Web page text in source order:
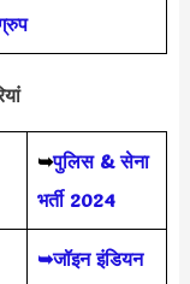
➥पुलिस & सेना
भर्ती 2024
➥जॉइन इंडियन